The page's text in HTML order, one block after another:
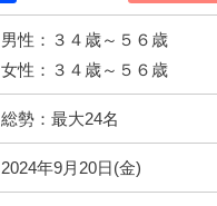
男性：３４歳～５６歳
女性：３４歳～５６歳
総勢：最大24名
2024年9月20日(金)